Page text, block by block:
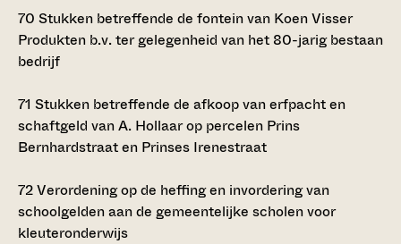
70 Stukken betreffende de fontein van Koen Visser
Produkten b.v. ter gelegenheid van het 80-jarig bestaan
bedrijf
71 Stukken betreffende de afkoop van erfpacht en
schaftgeld van A. Hollaar op percelen Prins
Bernhardstraat en Prinses Irenestraat
72Verordening op de heffing en invordering van
schoolgelden aan de gemeentelijke scholen voor
kleuteronderwijs